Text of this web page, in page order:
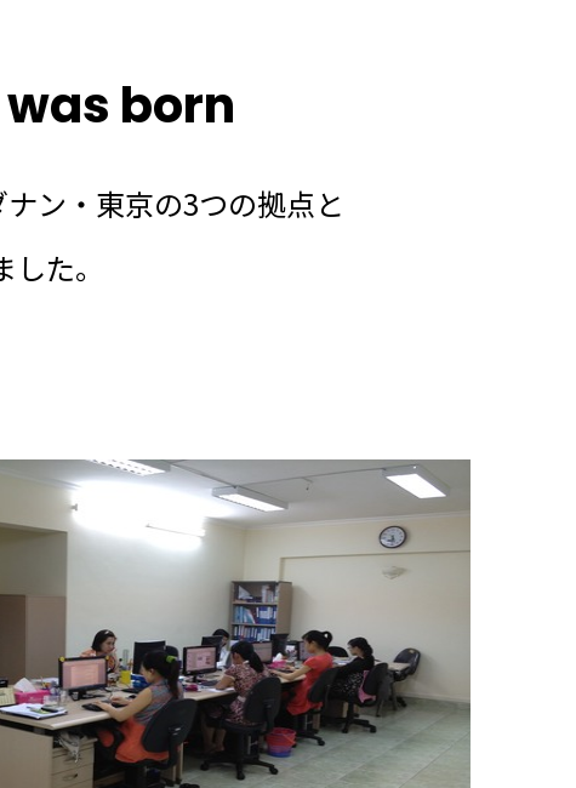
was born
ン・東京の3つの拠点と
た。